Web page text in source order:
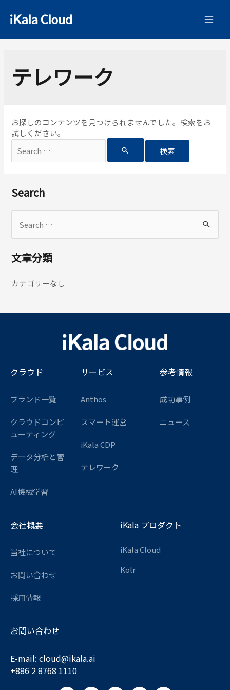
テレワーク
お探しのコンテンツを見つけられませんでした。検索をお
試しください。
Search
文章分類
カテゴリーなし
クラウド
ブランド一覧
クラウドコンピ
ューティング
データ分析と管
理
AI機械学習
サービス
Anthos
スマート運営
iKala CDP
テレワーク
参考情報
成功事例
ニュース
会社概要
当社について
お問い合わせ
採用情報
iKala プロダクト
iKala Cloud
Kolr
お問い合わせ
E-mail: cloud@ikala.ai
+886 2 8768 1110